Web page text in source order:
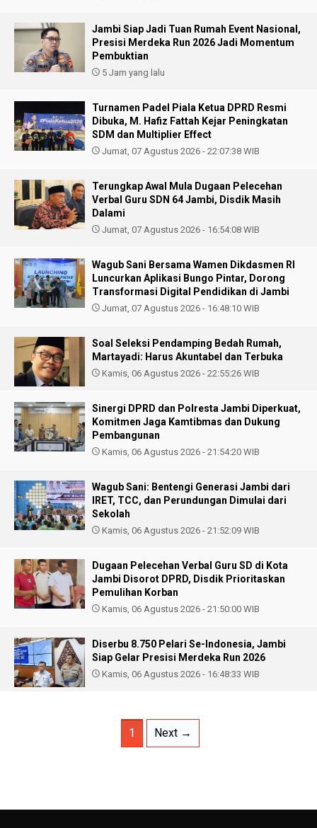
Jambi Siap Jadi Tuan Rumah Event Nasional,
Presisi Merdeka Run 2026 Jadi Momentum
Pembuktian
5 Jam yang lalu
Turnamen Padel Piala Ketua DPRD Resmi
Dibuka, M. Hafiz Fattah Kejar Peningkatan
SDM dan Multiplier Effect
Jumat, 07 Agustus 2026 - 22:07:38 WIB
Terungkap Awal Mula Dugaan Pelecehan
Verbal Guru SDN 64 Jambi, Disdik Masih
Dalami
Jumat, 07 Agustus 2026 - 16:54:08 WIB
Wagub Sani Bersama Wamen Dikdasmen RI
Luncurkan Aplikasi Bungo Pintar, Dorong
Transformasi Digital Pendidikan di Jambi
Jumat, 07 Agustus 2026 - 16:48:10 WIB
Soal Seleksi Pendamping Bedah Rumah,
Martayadi: Harus Akuntabel dan Terbuka
Kamis, 06 Agustus 2026 - 22:55:26 WIB
Sinergi DPRD dan Polresta Jambi Diperkuat,
Komitmen Jaga Kamtibmas dan Dukung
Pembangunan
Kamis, 06 Agustus 2026 - 21:54:20 WIB
Wagub Sani: Bentengi Generasi Jambi dari
IRET, TCC, dan Perundungan Dimulai dari
Sekolah
Kamis, 06 Agustus 2026 - 21:52:09 WIB
Dugaan Pelecehan Verbal Guru SD di Kota
Jambi Disorot DPRD, Disdik Prioritaskan
Pemulihan Korban
Kamis, 06 Agustus 2026 - 21:50:00 WIB
Diserbu 8.750 Pelari Se-Indonesia, Jambi
Siap Gelar Presisi Merdeka Run 2026
Kamis, 06 Agustus 2026 - 16:48:33 WIB
1 Next →